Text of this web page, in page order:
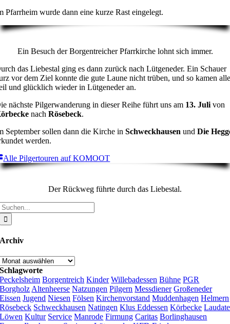
Pfarrheim wurde dann eine kurze Rast eingelegt.
Ein Besuch der Borgentreicher Pfarrkirche lohnt sich immer.
das Liebestal ging es dann zurück nach Lütgeneder. Ein Schauer
vor dem Ziel konnte die gute Laune nicht trüben, und so kamen
und glücklich wieder in Lütgeneder an.
nächste Pilgerwanderung in dieser Reihe führt uns am 13. Juli von
nachRösebeck.
September sollen dann die Kirche inSchweckhausen undDie
werden.
Alle Pilgertouren auf KOMOOT
Der Rückweg führte durch das Liebestal.
Archiv
Schlagworte
Peckelsheim Borgentreich Kinder Willebadessen Bühne PGR
Borgholz Altenheerse Natzungen Pilgern Messdiener Großeneder
Eissen Jugend Niesen Fölsen Kirchenvorstand Muddenhagen Helmern
Rösebeck Schweckhausen Natingen Klus Eddessen Körbecke Laudate
Löwen Kultur Service Manrode Firmung Caritas Borlinghausen